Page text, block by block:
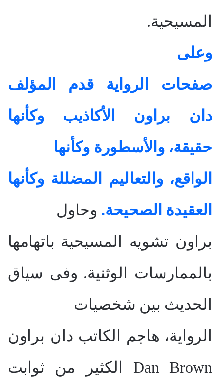
المسيحية.
وعلى
صفحات الرواية قدم المؤلف
دان براون الأكاذيب وكأنها
حقيقة، والأسطورة وكأنها
الواقع، والتعاليم المضللة وكأنها
العقيدة الصحيحة. وحاول
براون تشويه المسيحية باتهامها
بالممارسات الوثنية. وفى سياق
الحديث بين شخصيات
الرواية، هاجم الكاتب دان براون
Dan Brown الكثير من ثوابت